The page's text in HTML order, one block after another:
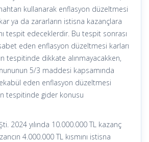
kullanarak enflasyon düzeltmesi
ya da zararların istisna kazançlara
tespit edeceklerdir. Bu tespit sonrası
eden enflasyon düzeltmesi karları
tespitinde dikkate alınmayacakken,
5/3 maddesi kapsamında
eden enflasyon düzeltmesi
tespitinde gider konusu
2024 yılında 10.000.000 TL kazanç
4.000.000 TL kısmını istisna